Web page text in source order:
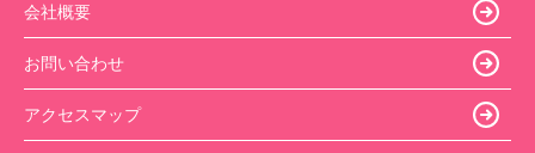
会社概要
お問い合わせ
アクセスマップ